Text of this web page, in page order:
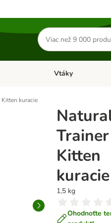
Hľadať
produkty
Otvoriť menu: Malé
Vtáky
Kitten kuracie
Trainer
Kitten
kuracie
1,5 kg
Ohodnoťte